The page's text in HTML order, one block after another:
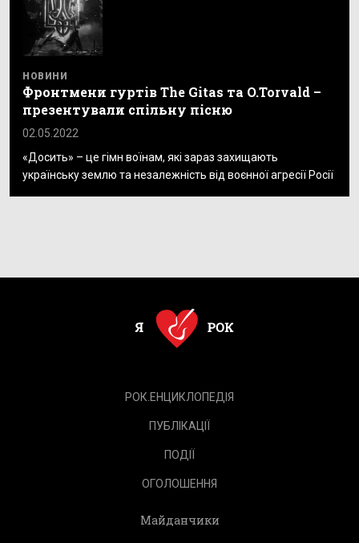
НОВИНИ
Фронтмени гуртів The Gitas та O.Torvald –
презентували спільну пісню
02.05.2022
«Досить» – це гімн воїнам, які зараз захищають
українську землю та незалежність від воєнної агресії Росії
РОК.ЕНЦИКЛОПЕДІЯ
ПУБЛІКАЦІЇ
ПОДІЇ
ОГОЛОШЕННЯ
Майданчики